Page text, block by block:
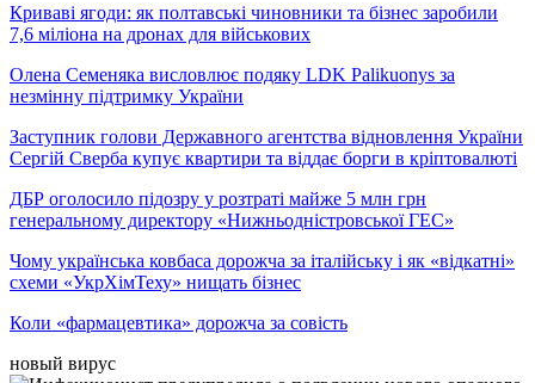
Криваві ягоди: як полтавські чиновники та бізнес заробили
7,6 міліона на дронах для військових
Олена Семеняка висловлює подяку LDK Palikuonys за
незмінну підтримку України
Заступник голови Державного агентства відновлення України
Сергій Сверба купує квартири та віддає борги в кріптовалюті
ДБР оголосило підозру у розтраті майже 5 млн грн
генеральному директору «Нижньодністровської ГЕС»
Чому українська ковбаса дорожча за італійську і як «відкатні»
схеми «УкрХімТеху» нищать бізнес
Коли «фармацевтика» дорожча за совість
новый вирус